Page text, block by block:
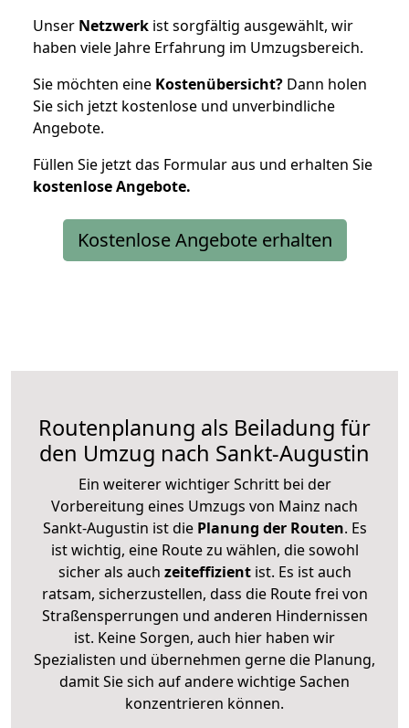
Unser Netzwerk ist sorgfältig ausgewählt, wir
haben viele Jahre Erfahrung im Umzugsbereich.
Sie möchten eine Kostenübersicht? Dann holen
Sie sich jetzt kostenlose und unverbindliche
Angebote.
Füllen Sie jetzt das Formular aus und erhalten Sie
kostenloseAngebote.
Kostenlose Angebote erhalten
Routenplanung als Beiladung für
den Umzug nach Sankt-Augustin
Ein weiterer wichtiger Schritt bei der
Vorbereitung eines Umzugs von Mainz nach
Sankt-Augustin ist diePlanung der Routen. Es
ist wichtig, eine Route zu wählen, die sowohl
sicher als auch zeiteffizientist. Es ist auch
ratsam, sicherzustellen, dass die Route frei von
Straßensperrungen und anderen Hindernissen
ist. Keine Sorgen, auch hier haben wir
Spezialisten und übernehmen gerne die Planung,
damit Sie sich auf andere wichtige Sachen
konzentrieren können.